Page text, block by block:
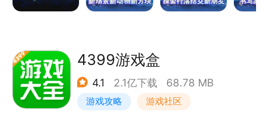
4399游戏盒
4.1 2.1亿下载 68.78 MB
游戏攻略 游戏社区